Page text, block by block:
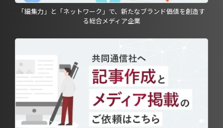
「編集力」と「ネットワーク」で、新たなブランド価値を創造す
る総合メディア企業